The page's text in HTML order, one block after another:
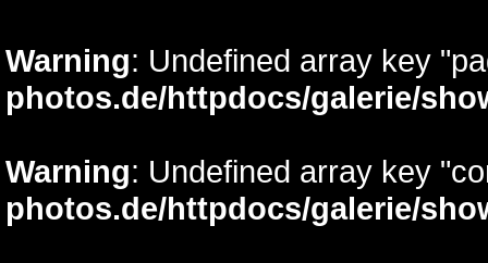
Warning: Undefined array key
photos.de/httpdocs/galerie/
Warning: Undefined array key
photos.de/httpdocs/galerie/